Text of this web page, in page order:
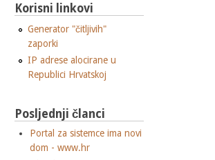
Korisni linkovi
Generator "čitljivih"
zaporki
IP adrese alocirane u
Republici Hrvatskoj
Posljednji članci
Portal za sistemce ima novi
dom - www.hr